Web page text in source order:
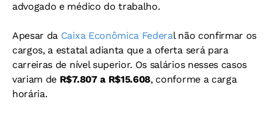
advogado e médico do trabalho.
Apesar da Caixa Econômica Federal não confirmar os
cargos, a estatal adianta que a oferta será para
carreiras de nível superior. Os salários nesses casos
variam de R$7.807 a R$15.608, conforme a carga
horária.